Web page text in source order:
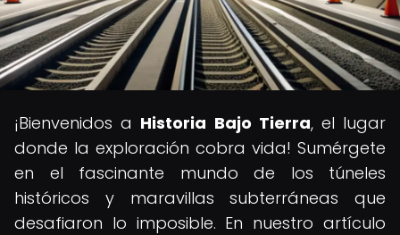
¡Bienvenidos a Historia Bajo Tierra, el lugar
donde la exploración cobra vida! Sumérgete
en el fascinante mundo de los túneles
históricos y maravillas subterráneas que
desafiaron lo imposible. En nuestro artículo